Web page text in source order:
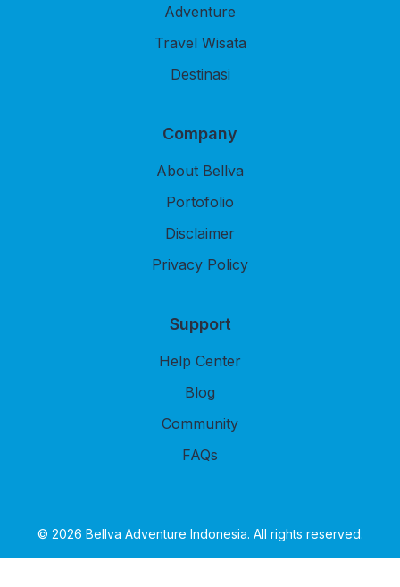
Adventure
Travel Wisata
Destinasi
Company
About Bellva
Portofolio
Disclaimer
Privacy Policy
Support
Help Center
Blog
Community
FAQs
© 2026 Bellva Adventure Indonesia. All rights reserved.